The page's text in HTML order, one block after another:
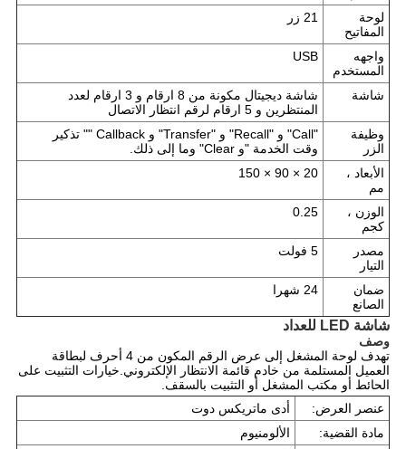
لوحة
المفاتيح
21 زر
واجهه
المستخدم
USB
شاشة
شاشة ديجيتال مكونة من 8 ارقام و 3 ارقام لعدد
المنتظرين و 5 ارقام لرقم انتظار الاتصال
وظيفة
الزر
"Call" و "Recall" و "Transfer" و Callback "" تذكير
وقت الخدمة "و Clear" وما إلى ذلك.
الأبعاد ،
مم
20 × 90 × 150
الوزن ،
كجم
0.25
مصدر
التيار
5 فولت
ضمان
الصانع
24 شهرا
شاشة LED للعداد
وصف
تهدف لوحة المشغل إلى عرض الرقم المكون من 4 أحرف لبطاقة
العميل المستلمة من خادم قائمة الانتظار الإلكتروني.خيارات التثبيت على
الحائط أو مكتب المشغل أو التثبيت بالسقف.
عنصر العرض:
أدى ماتريكس دوت
مادة القضية:
الألومنيوم